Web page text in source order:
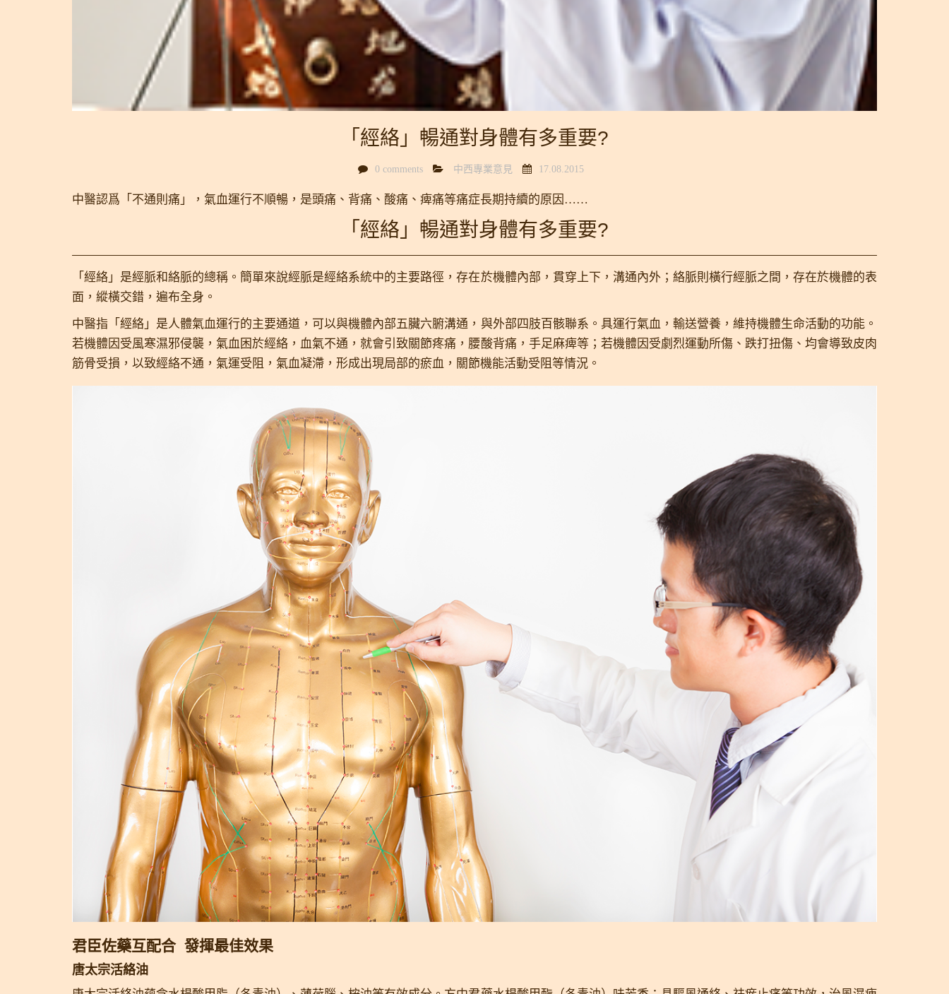
「經絡」暢通對身體有多重要?
0 comments 中西專業意見 17.08.2015
中醫認爲「不通則痛」，氣血運行不順暢，是頭痛、背痛、酸痛、痺痛等痛症長期持續的原因……
「經絡」暢通對身體有多重要?
「經絡」是經脈和絡脈的總稱。簡單來說經脈是經絡系統中的主要路徑，存在於機體內部，貫穿上下，溝通內外；絡脈則橫行經脈之間，存在於機體的表
面，縱橫交錯，遍布全身。
中醫指「經絡」是人體氣血運行的主要通道，可以與機體內部五臟六腑溝通，與外部四肢百骸聯系。具運行氣血，輸送營養，維持機體生命活動的功能。
若機體因受風寒濕邪侵襲，氣血困於經絡，血氣不通，就會引致關節疼痛，腰酸背痛，手足麻痺等；若機體因受劇烈運動所傷、跌打扭傷、均會導致皮肉
筋骨受損，以致經絡不通，氣運受阻，氣血凝滯，形成出現局部的瘀血，關節機能活動受阻等情況。
君臣佐藥互配合 發揮最佳效果
唐太宗活絡油